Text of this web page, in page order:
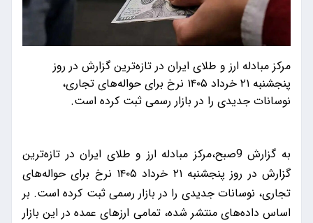
مرکز مبادله ارز و طلای ایران در تازه‌ترین گزارش در روز
پنجشنبه ۲۱ خرداد ۱۴۰۵ نرخ‌ برای حواله‌های تجاری،
نوسانات جدیدی را در بازار رسمی ثبت کرده است.
به گزارش 9صبح،مرکز مبادله ارز و طلای ایران در تازه‌ترین
گزارش در روز پنجشنبه ۲۱ خرداد ۱۴۰۵ نرخ‌ برای حواله‌های
تجاری، نوسانات جدیدی را در بازار رسمی ثبت کرده است. بر
اساس داده‌های منتشر شده، تمامی ارزهای عمده در این بازار